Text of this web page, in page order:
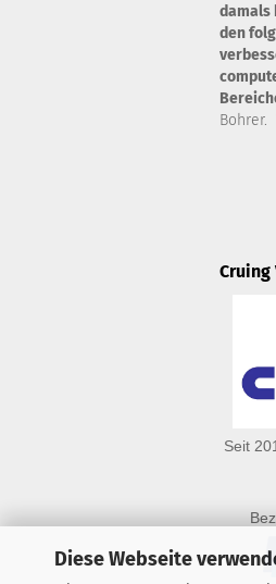
Diese Webseite
damals
den
Bohrer.
Seit